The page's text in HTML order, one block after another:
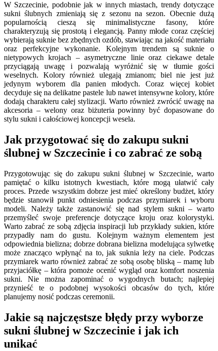
W Szczecinie, podobnie jak w innych miastach, trendy dotyczące
sukni ślubnych zmieniają się z sezonu na sezon. Obecnie dużą
popularnością cieszą się minimalistyczne fasony, które
charakteryzują się prostotą i elegancją. Panny młode coraz częściej
wybierają suknie bez zbędnych ozdób, stawiając na jakość materiału
oraz perfekcyjne wykonanie. Kolejnym trendem są suknie o
nietypowych krojach – asymetryczne linie oraz ciekawe detale
przyciągają uwagę i pozwalają wyróżnić się w tłumie gości
weselnych. Kolory również ulegają zmianom; biel nie jest już
jedynym wyborem dla panien młodych. Coraz więcej kobiet
decyduje się na delikatne pastele lub nawet intensywne kolory, które
dodają charakteru całej stylizacji. Warto również zwrócić uwagę na
akcesoria – welony oraz biżuteria powinny być dopasowane do
stylu sukni i całościowej koncepcji wesela.
Jak przygotować się do zakupu sukni
ślubnej w Szczecinie i co zabrać ze sobą
Przygotowując się do zakupu sukni ślubnej w Szczecinie, warto
pamiętać o kilku istotnych kwestiach, które mogą ułatwić cały
proces. Przede wszystkim dobrze jest mieć określony budżet, który
będzie stanowił punkt odniesienia podczas przymiarek i wyboru
modeli. Należy także zastanowić się nad stylem sukni – warto
przemyśleć swoje preferencje dotyczące kroju oraz kolorystyki.
Warto zabrać ze sobą zdjęcia inspiracji lub przykłady sukien, które
przypadły nam do gustu. Kolejnym ważnym elementem jest
odpowiednia bielizna; dobrze dobrana bielizna modelująca sylwetkę
może znacząco wpłynąć na to, jak suknia leży na ciele. Podczas
przymiarek warto również zabrać ze sobą osobę bliską – mamę lub
przyjaciółkę – która pomoże ocenić wygląd oraz komfort noszenia
sukni. Nie można zapominać o wygodnych butach; najlepiej
przynieść te o podobnej wysokości obcasów do tych, które
planujemy nosić podczas ceremonii.
Jakie są najczęstsze błędy przy wyborze
sukni ślubnej w Szczecinie i jak ich
unikać